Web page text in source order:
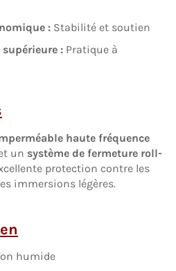
: Stabilité et soutien
: Pratique à
haute fréquence
un système de fermeture roll-
protection contre les
immersions légères.
humide